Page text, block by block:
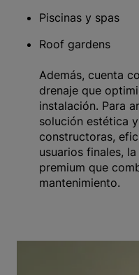
Piscinas y spas
Roof gardens
Además, cuenta
drenaje que
instalación. Para
solución estética
constructoras,
usuarios finales,
premium que
mantenimiento.